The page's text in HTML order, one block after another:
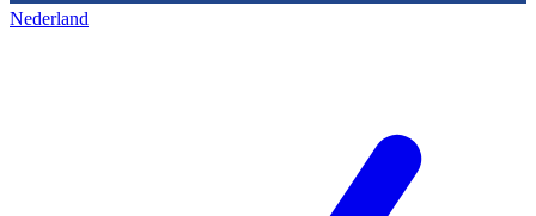
Nederland